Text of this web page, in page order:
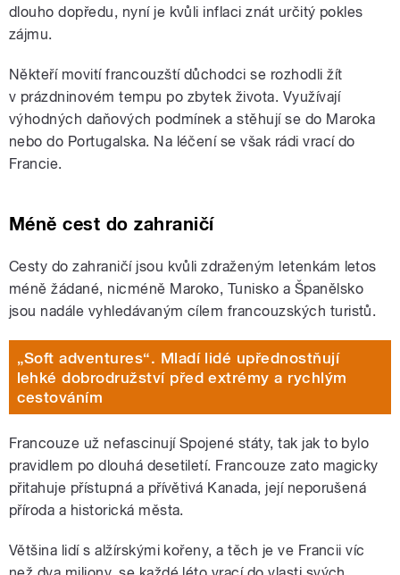
dlouho dopředu, nyní je kvůli inflaci znát určitý pokles
zájmu.
Někteří movití francouzští důchodci se rozhodli žít
v prázdninovém tempu po zbytek života. Využívají
výhodných daňových podmínek a stěhují se do Maroka
nebo do Portugalska. Na léčení se však rádi vrací do
Francie.
Méně cest do zahraničí
Cesty do zahraničí jsou kvůli zdraženým letenkám letos
méně žádané, nicméně Maroko, Tunisko a Španělsko
jsou nadále vyhledávaným cílem francouzských turistů.
„Soft adventures“. Mladí lidé upřednostňují
lehké dobrodružství před extrémy a rychlým
cestováním
Francouze už nefascinují Spojené státy, tak jak to bylo
pravidlem po dlouhá desetiletí. Francouze zato magicky
přitahuje přístupná a přívětivá Kanada, její neporušená
příroda a historická města.
Většina lidí s alžírskými kořeny, a těch je ve Francii víc